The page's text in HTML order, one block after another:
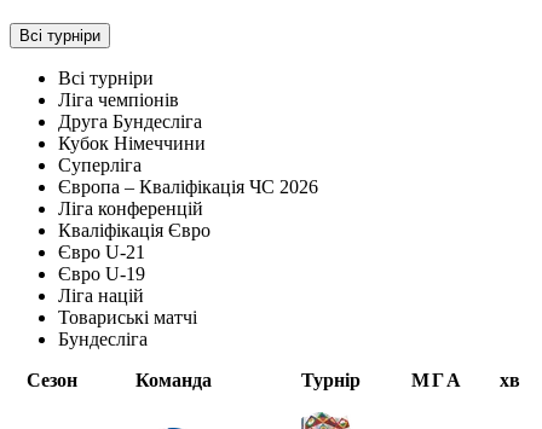
Всі турніри
Всі турніри
Ліга чемпіонів
Друга Бундесліга
Кубок Німеччини
Суперліга
Європа – Кваліфікація ЧС 2026
Ліга конференцій
Кваліфікація Євро
Євро U-21
Євро U-19
Ліга націй
Товариські матчі
Бундесліга
Сезон
Команда Турнір МГА хв